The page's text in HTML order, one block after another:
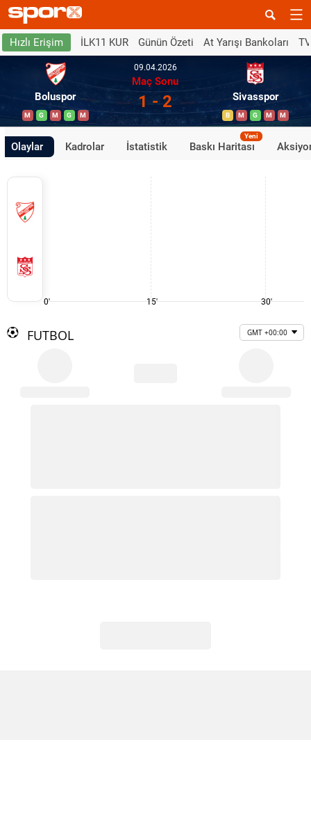
Hızlı Erişim İLK11 KUR Günün Özeti At Yarışı Bankoları
Boluspor
M G M G M
09.04.2026
Maç Sonu
1 - 2 Sivasspor
B M G M M
Olaylar Kadrolar İstatistik Baskı Haritası
Yeni
0' 15' 30'
FUTBOL GMT +00:00